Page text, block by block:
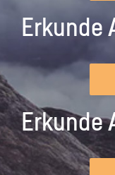
Erkunde
Erkunde